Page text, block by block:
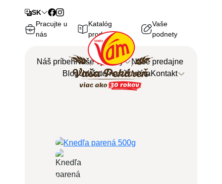
SK
Pracujte u
nás
Katalóg
produktov
Vaše
podnety
Náš príbehNaše výrobky
Naše predajne
BlogUdržateľnosťKariéraKontakt
Objednávky
Naše výrobky
Zoznam všetkých výrobkov